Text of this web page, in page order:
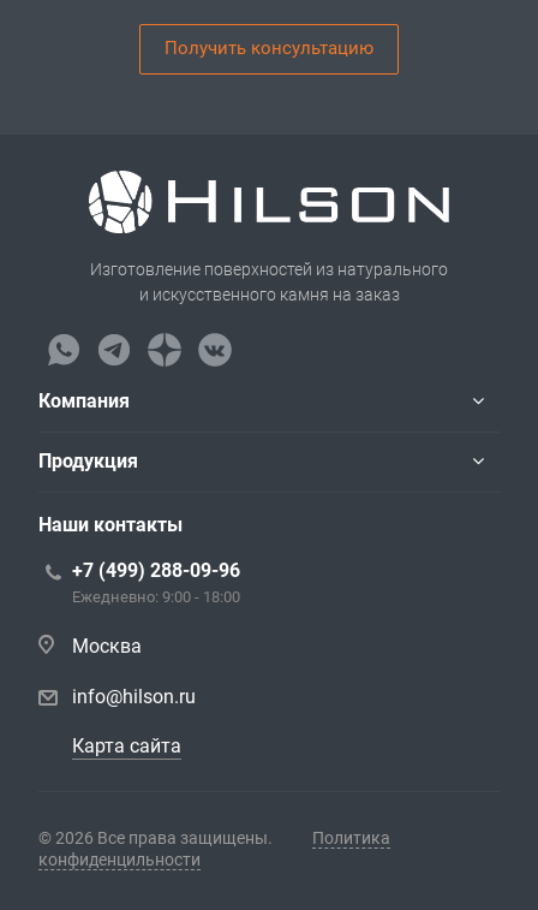
Получить консультацию
Изготовление поверхностей из натурального
и искусственного камня на заказ
Компания
Продукция
Наши контакты
+7 (499) 288-09-96
Ежедневно: 9:00 - 18:00
Москва
info@hilson.ru
Карта сайта
© 2026 Все права защищены.
Политика
конфиденцильности